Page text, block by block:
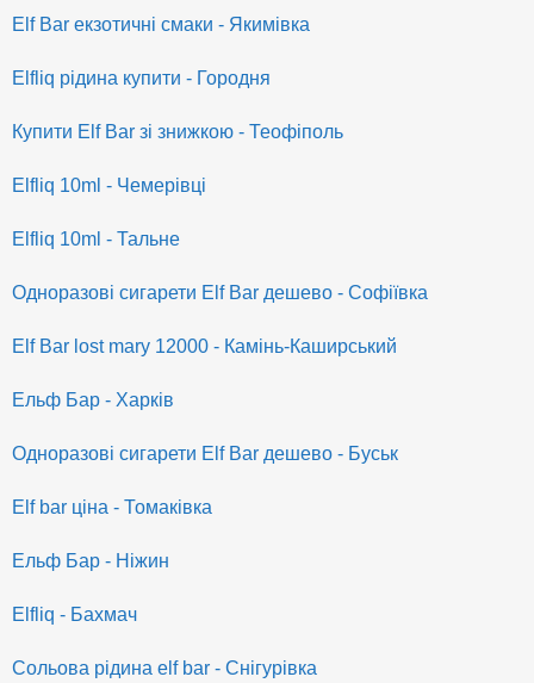
Elf Bar екзотичні смаки - Якимівка
Elfliq рідина купити - Городня
Купити Elf Bar зі знижкою - Теофіполь
Elfliq 10ml - Чемерівці
Elfliq 10ml - Тальне
Одноразові сигарети Elf Bar дешево - Софіївка
Elf Bar lost mary 12000 - Камінь-Каширський
Ельф Бар - Харків
Одноразові сигарети Elf Bar дешево - Буськ
Elf bar ціна - Томаківка
Ельф Бар - Ніжин
Elfliq - Бахмач
Сольова рідина elf bar - Снігурівка